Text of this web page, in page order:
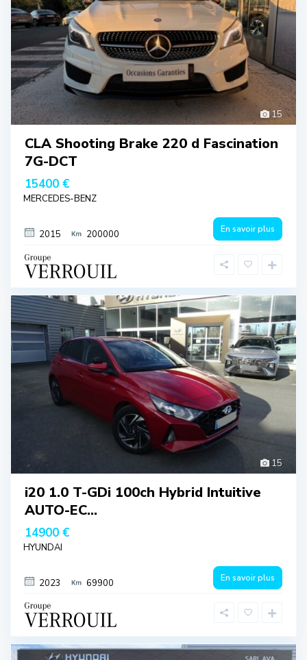
15
CLA Shooting Brake 220 d Fascination
7G-DCT
15400 €
MERCEDES-BENZ
2015 200000 En savoir plus
15
i20 1.0 T-GDi 100ch Hybrid Intuitive
AUTO-EC...
14900 €
HYUNDAI
2023 69900 En savoir plus